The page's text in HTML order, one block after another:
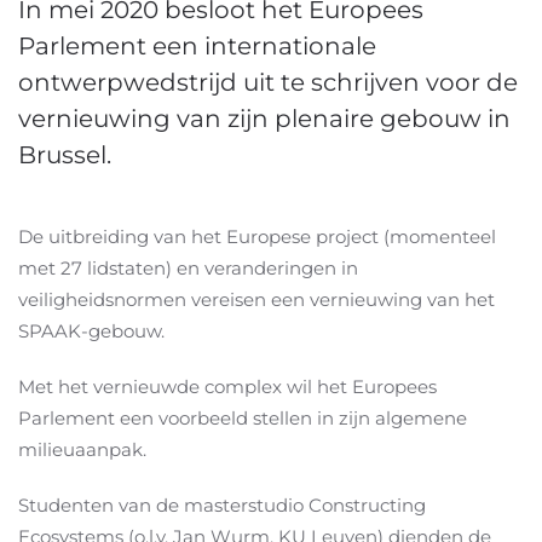
In mei 2020 besloot het Europees
Parlement een internationale
ontwerpwedstrijd uit te schrijven voor de
vernieuwing van zijn plenaire gebouw in
Brussel.
De uitbreiding van het Europese project (momenteel
met 27 lidstaten) en veranderingen in
veiligheidsnormen vereisen een vernieuwing van het
SPAAK-gebouw.
Met het vernieuwde complex wil het Europees
Parlement een voorbeeld stellen in zijn algemene
milieuaanpak.
Studenten van de masterstudio Constructing
Ecosystems (o.l.v. Jan Wurm, KU Leuven) dienden de